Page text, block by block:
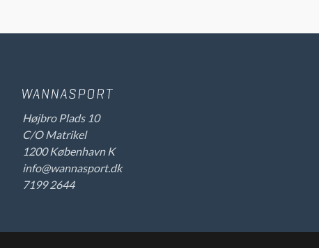
Højbro Plads 10
C/O Matrikel
1200 København K
info@wannasport.dk
7199 2644